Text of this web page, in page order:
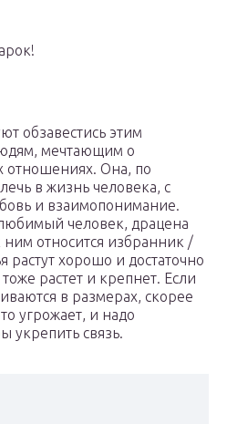
обзавестись этим
мечтающим о
отношениях. Она, по
в жизнь человека, с
и взаимопонимание.
человек, драцена
ним относится избранник /
растут хорошо и достаточно
растет и крепнет. Если
в размерах, скорее
угрожает, и надо
укрепить связь.